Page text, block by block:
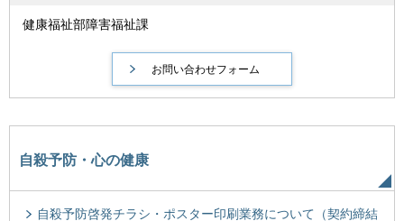
健康福祉部障害福祉課
自殺予防・心の健康
自殺予防啓発チラシ・ポスター印刷業務について（契約締結